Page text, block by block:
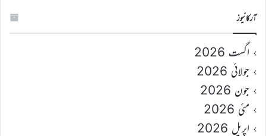
آرکائیوز
اگست 2026
جولائی 2026
جون 2026
مئی 2026
اپریل 2026